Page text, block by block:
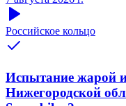
Российское кольцо
Испытание жарой
Нижегородской